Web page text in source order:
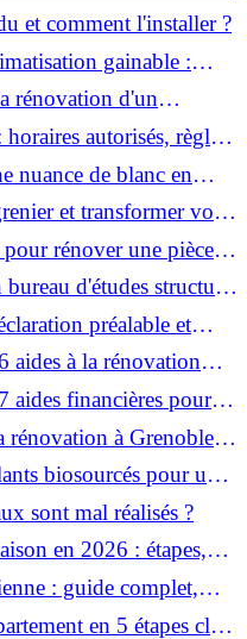
et comment l'installer ?
gainable :
rénovation d'un
autorisés, règles
nuance de blanc en
?
et transformer vos
?
rénover une pièce
d'études structure
vos rénovations ?
préalable et
travaux ?
aides à la rénovation
aides financières pour la
?
rénovation à Grenoble et
aides locales
biosourcés pour une
sont mal réalisés ?
en 2026 : étapes,
: guide complet,
en 5 étapes clés